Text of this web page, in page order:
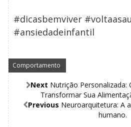
Comportamento
#dicasbemviver
#ansiedadeinfantil
Next Nutrição Personalizada:
Transformar Sua
Previous Neuroarquitetura: A
humano.